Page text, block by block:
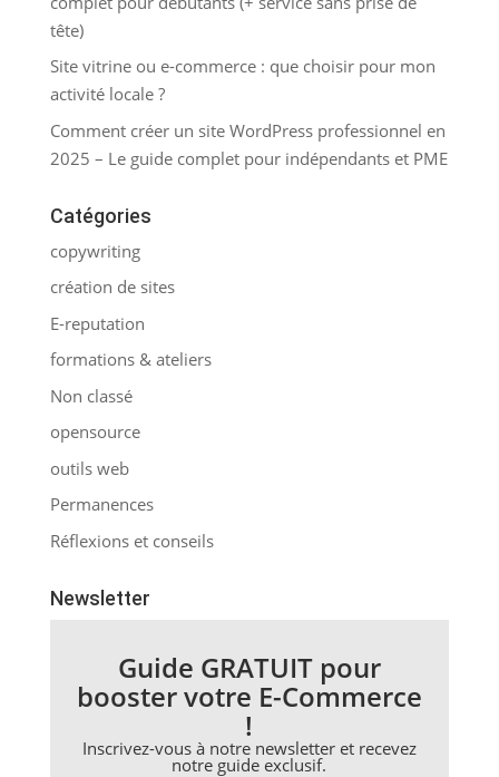
tête)
Site vitrine ou e-commerce : que choisir pour mon
activité locale ?
Comment créer un site WordPress professionnel en
2025 – Le guide complet pour indépendants et PME
Catégories
copywriting
création de sites
E-reputation
formations & ateliers
Non classé
opensource
outils web
Permanences
Réflexions et conseils
Newsletter
Guide GRATUIT pour
booster votre E-Commerce
!
Inscrivez-vous à notre newsletter et recevez
notre guide exclusif.